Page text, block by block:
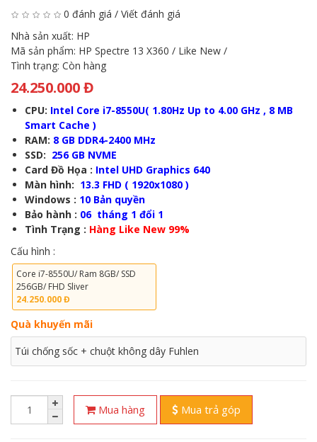
0 đánh giá / Viết đánh giá
Nhà sản xuất: HP
Mã sản phẩm: HP Spectre 13 X360 / Like New /
Tình trạng: Còn hàng
24.250.000 Đ
CPU: Intel Core i7-8550U( 1.80Hz Up to 4.00 GHz , 8 MB
Smart Cache )
RAM: 8 GB DDR4-2400 MHz
SSD: 256 GB NVME
Card Đồ Họa : Intel UHD Graphics 640
Màn hình: 13.3 FHD ( 1920x1080 )
Windows : 10 Bản quyền
Bảo hành : 06 tháng 1 đổi 1
Tình Trạng : Hàng Like New 99%
Cấu hình :
Core i7-8550U/ Ram 8GB/ SSD
256GB/ FHD Sliver
24.250.000 Đ
Quà khuyến mãi
Túi chống sốc + chuột không dây Fuhlen
Mua hàng Mua trả góp